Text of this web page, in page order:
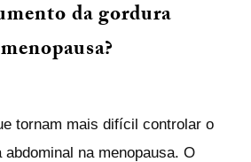
da gordura
tornam mais difícil controlar o
abdominal na menopausa. O